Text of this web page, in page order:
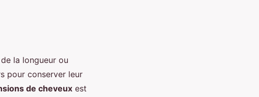
la longueur ou
pour conserver leur
de cheveux est